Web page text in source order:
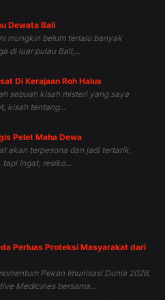
Dewata Bali
mungkin belum terlalu banyak
di luar pulau Bali,...
Di Kerajaan Roh Halus
sebuah kisah misteri yang saya
kisah tentang...
Pelet Maha Dewa
akan terpesona dan jadi tertarik,
ingat, resiko...
Perluas Proteksi Masyarakat dari
Pekan Imunisasi Dunia 2026,
Medicines bersama...